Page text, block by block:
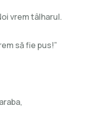
vrem tâlharul.
să fie pus!”